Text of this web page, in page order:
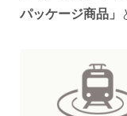
パッケージ商品」